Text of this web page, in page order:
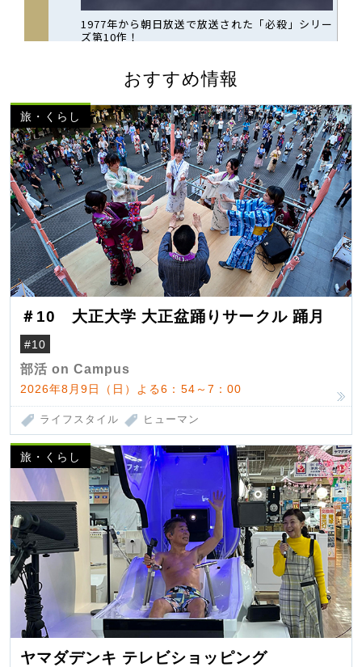
おすすめ情報
旅・くらし
＃10 大正大学 大正盆踊りサークル 踊月
#10
部活 on Campus
2026年8月9日（日）よる6：54～7：00
ライフスタイル ヒューマン
旅・くらし
ヤマダデンキ テレビショッピング